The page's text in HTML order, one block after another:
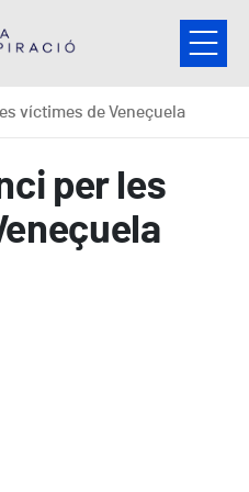
víctimes de Veneçuela
per les